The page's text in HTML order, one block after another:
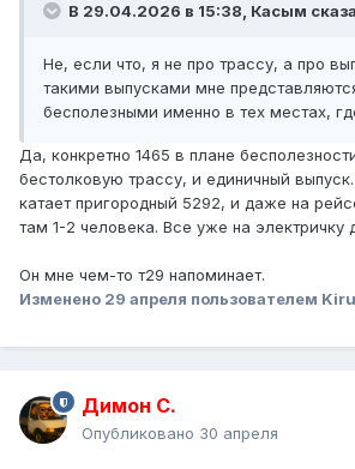
В 29.04.2026 в 15:38, Касым
Не, если что, я не про трассу, а про
такими выпусками мне
бесполезными именно в тех местах,
Да, конкретно 1465 в плане
бестолковую трассу, и единичный
катает пригородный 5292, и даже на
там 1-2 человека. Все уже на электричку
Он мне чем-то т29 напоминает.
Изменено 29 апреля пользователем
Димон С.
Опубликовано 30 апреля